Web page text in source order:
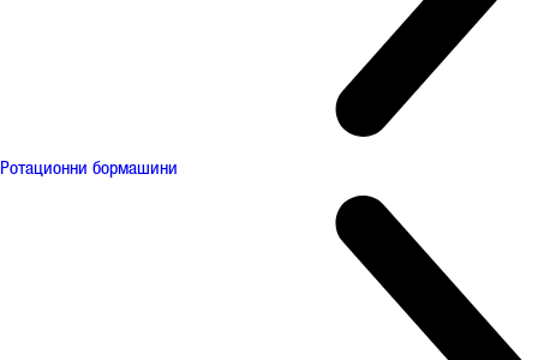
Ротационни бормашини